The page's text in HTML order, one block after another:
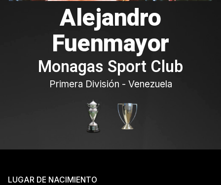
Alejandro
Fuenmayor
Monagas Sport Club
Primera División - Venezuela
LUGAR DE NACIMIENTO